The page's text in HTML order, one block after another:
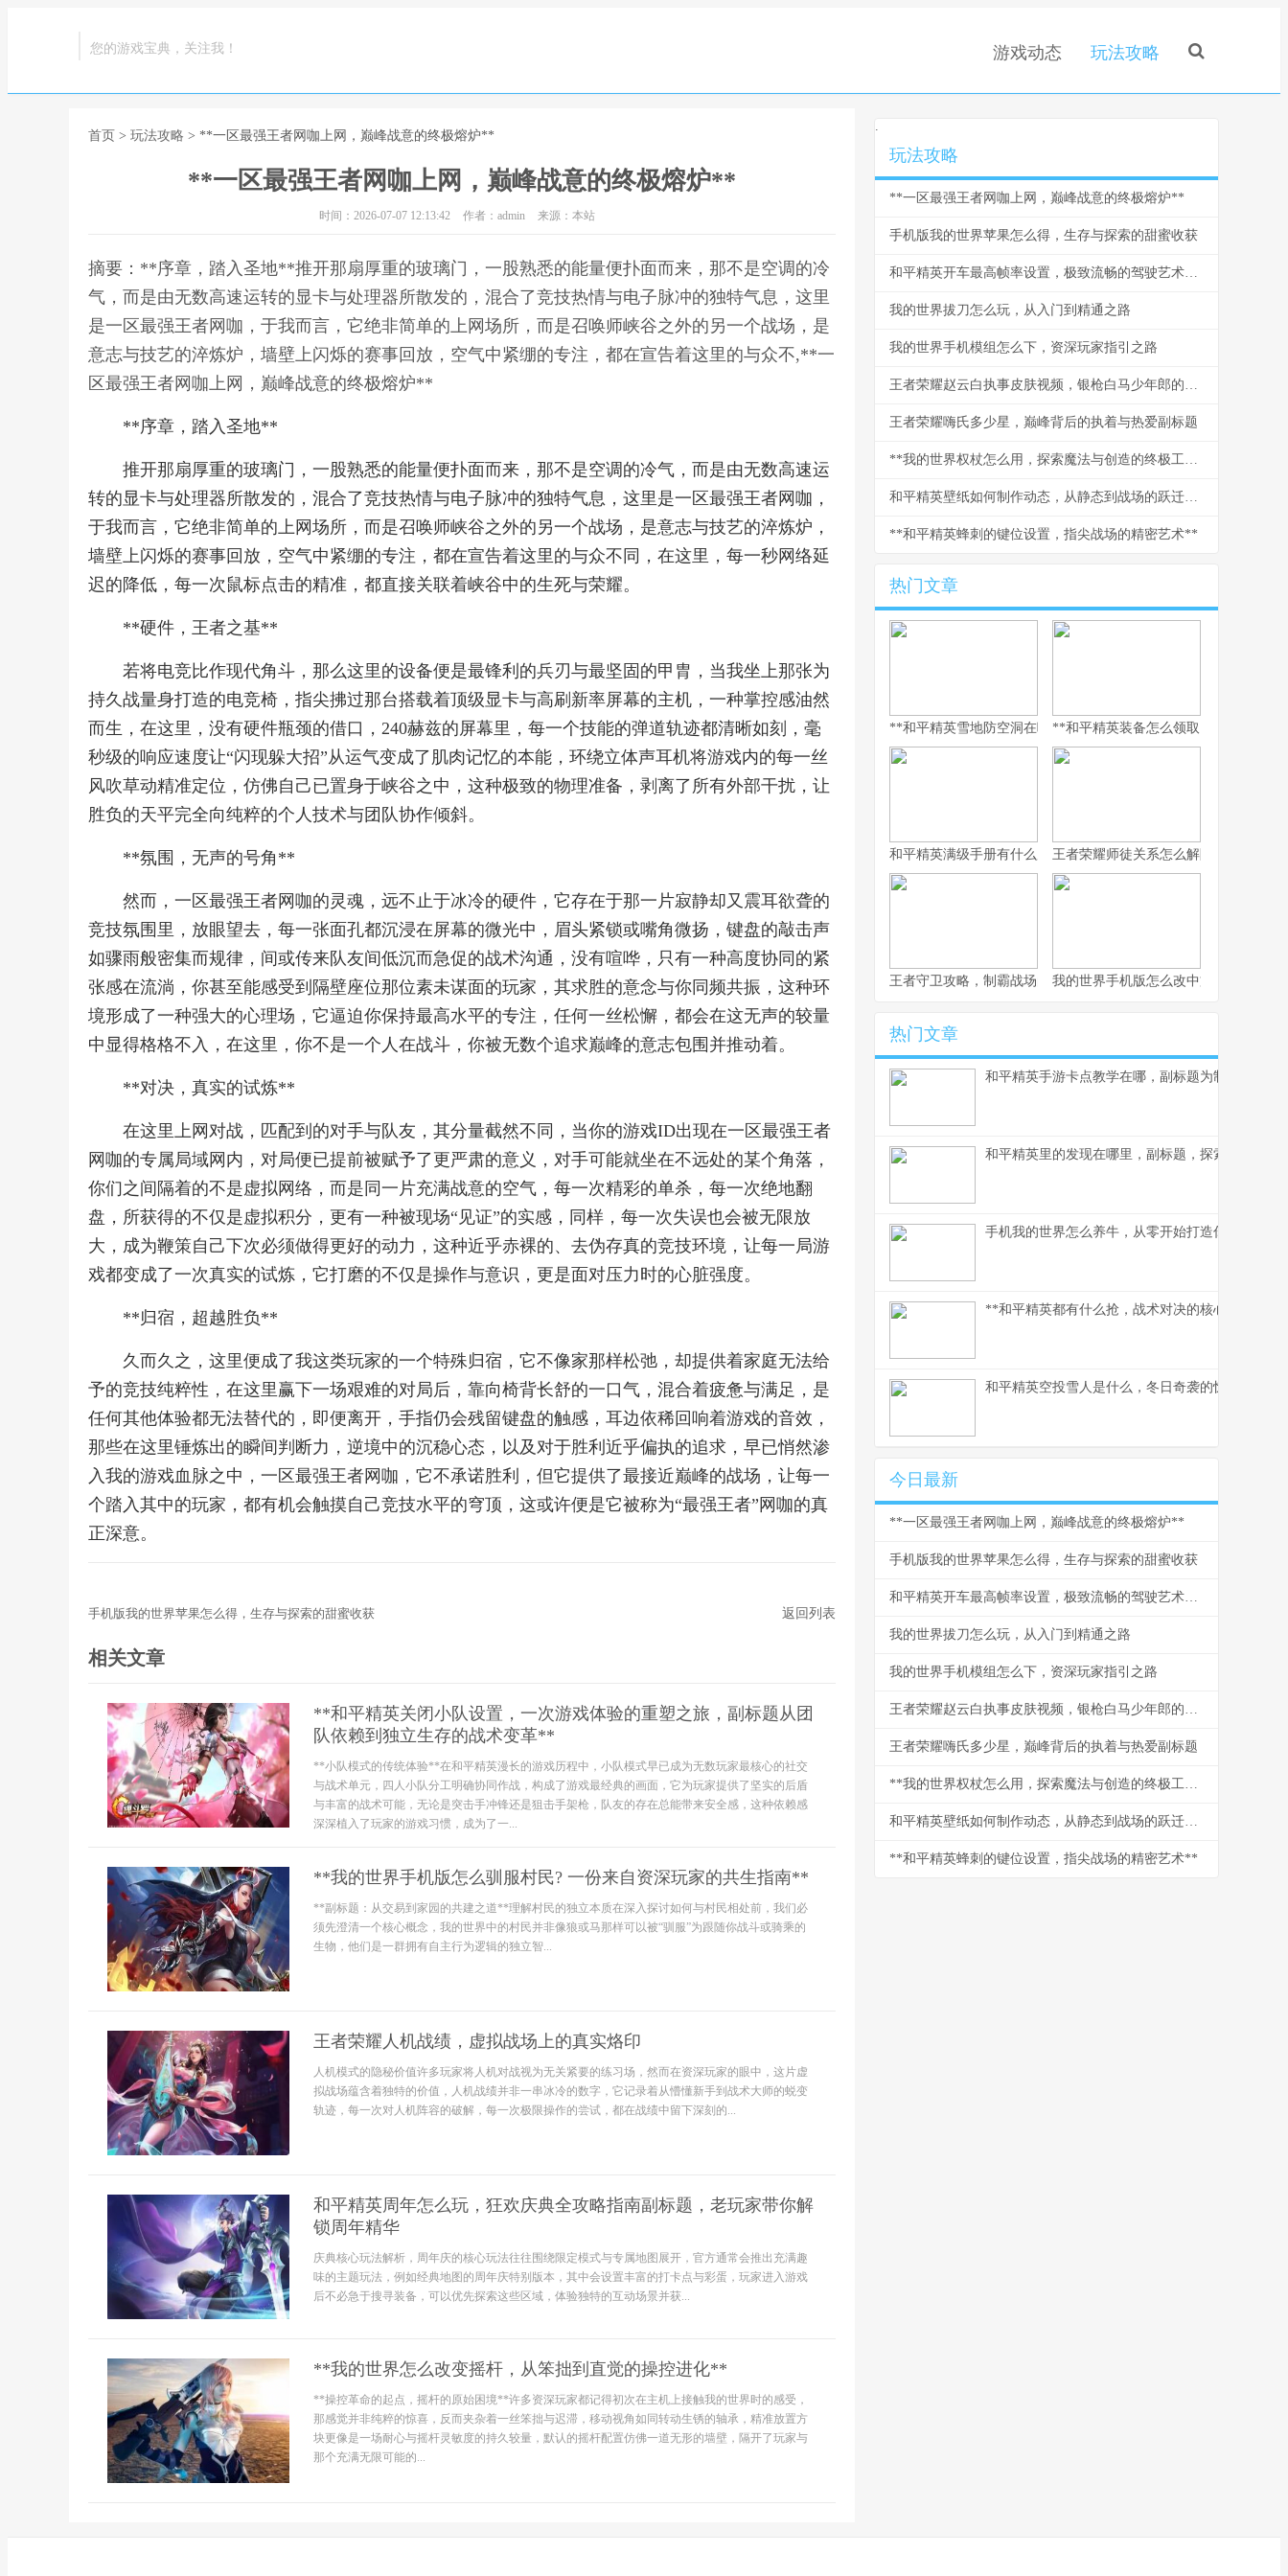
您的游戏宝典，关注我！ 游戏动态 玩法攻略
首页 > 玩法攻略 > **一区最强王者网咖上网，巅峰战意的终极熔炉**
**一区最强王者网咖上网，巅峰战意的终极熔炉**
时间：2026-07-07 12:13:42 作者：admin 来源：本站
摘要：**序章，踏入圣地**推开那扇厚重的玻璃门，一股熟悉的能量便扑面而来，那不是空调的冷
气，而是由无数高速运转的显卡与处理器所散发的，混合了竞技热情与电子脉冲的独特气息，这里
是一区最强王者网咖，于我而言，它绝非简单的上网场所，而是召唤师峡谷之外的另一个战场，是
意志与技艺的淬炼炉，墙壁上闪烁的赛事回放，空气中紧绷的专注，都在宣告着这里的与众不,**一
区最强王者网咖上网，巅峰战意的终极熔炉**
**序章，踏入圣地**
推开那扇厚重的玻璃门，一股熟悉的能量便扑面而来，那不是空调的冷气，而是由无数高速运
转的显卡与处理器所散发的，混合了竞技热情与电子脉冲的独特气息，这里是一区最强王者网咖，
于我而言，它绝非简单的上网场所，而是召唤师峡谷之外的另一个战场，是意志与技艺的淬炼炉，
墙壁上闪烁的赛事回放，空气中紧绷的专注，都在宣告着这里的与众不同，在这里，每一秒网络延
迟的降低，每一次鼠标点击的精准，都直接关联着峡谷中的生死与荣耀。
**硬件，王者之基**
若将电竞比作现代角斗，那么这里的设备便是最锋利的兵刃与最坚固的甲胄，当我坐上那张为
持久战量身打造的电竞椅，指尖拂过那台搭载着顶级显卡与高刷新率屏幕的主机，一种掌控感油然
而生，在这里，没有硬件瓶颈的借口，240赫兹的屏幕里，每一个技能的弹道轨迹都清晰如刻，毫
秒级的响应速度让“闪现躲大招”从运气变成了肌肉记忆的本能，环绕立体声耳机将游戏内的每一丝
风吹草动精准定位，仿佛自己已置身于峡谷之中，这种极致的物理准备，剥离了所有外部干扰，让
胜负的天平完全向纯粹的个人技术与团队协作倾斜。
**氛围，无声的号角**
然而，一区最强王者网咖的灵魂，远不止于冰冷的硬件，它存在于那一片寂静却又震耳欲聋的
竞技氛围里，放眼望去，每一张面孔都沉浸在屏幕的微光中，眉头紧锁或嘴角微扬，键盘的敲击声
如骤雨般密集而规律，间或传来队友间低沉而急促的战术沟通，没有喧哗，只有一种高度协同的紧
张感在流淌，你甚至能感受到隔壁座位那位素未谋面的玩家，其求胜的意念与你同频共振，这种环
境形成了一种强大的心理场，它逼迫你保持最高水平的专注，任何一丝松懈，都会在这无声的较量
中显得格格不入，在这里，你不是一个人在战斗，你被无数个追求巅峰的意志包围并推动着。
**对决，真实的试炼**
在这里上网对战，匹配到的对手与队友，其分量截然不同，当你的游戏ID出现在一区最强王者
网咖的专属局域网内，对局便已提前被赋予了更严肃的意义，对手可能就坐在不远处的某个角落，
你们之间隔着的不是虚拟网络，而是同一片充满战意的空气，每一次精彩的单杀，每一次绝地翻
盘，所获得的不仅是虚拟积分，更有一种被现场“见证”的实感，同样，每一次失误也会被无限放
大，成为鞭策自己下次必须做得更好的动力，这种近乎赤裸的、去伪存真的竞技环境，让每一局游
戏都变成了一次真实的试炼，它打磨的不仅是操作与意识，更是面对压力时的心脏强度。
**归宿，超越胜负**
久而久之，这里便成了我这类玩家的一个特殊归宿，它不像家那样松弛，却提供着家庭无法给
予的竞技纯粹性，在这里赢下一场艰难的对局后，靠向椅背长舒的一口气，混合着疲惫与满足，是
任何其他体验都无法替代的，即便离开，手指仍会残留键盘的触感，耳边依稀回响着游戏的音效，
那些在这里锤炼出的瞬间判断力，逆境中的沉稳心态，以及对于胜利近乎偏执的追求，早已悄然渗
入我的游戏血脉之中，一区最强王者网咖，它不承诺胜利，但它提供了最接近巅峰的战场，让每一
个踏入其中的玩家，都有机会触摸自己竞技水平的穹顶，这或许便是它被称为“最强王者”网咖的真
正深意。
手机版我的世界苹果怎么得，生存与探索的甜蜜收获 返回列表
相关文章
**和平精英关闭小队设置，一次游戏体验的重塑之旅，副标题从团
队依赖到独立生存的战术变革**
**小队模式的传统体验**在和平精英漫长的游戏历程中，小队模式早已成为无数玩家最核心的社交
与战术单元，四人小队分工明确协同作战，构成了游戏最经典的画面，它为玩家提供了坚实的后盾
与丰富的战术可能，无论是突击手冲锋还是狙击手架枪，队友的存在总能带来安全感，这种依赖感
深深植入了玩家的游戏习惯，成为了一...
**我的世界手机版怎么驯服村民? 一份来自资深玩家的共生指南**
**副标题：从交易到家园的共建之道**理解村民的独立本质在深入探讨如何与村民相处前，我们必
须先澄清一个核心概念，我的世界中的村民并非像狼或马那样可以被“驯服”为跟随你战斗或骑乘的
生物，他们是一群拥有自主行为逻辑的独立智...
王者荣耀人机战绩，虚拟战场上的真实烙印
人机模式的隐秘价值许多玩家将人机对战视为无关紧要的练习场，然而在资深玩家的眼中，这片虚
拟战场蕴含着独特的价值，人机战绩并非一串冰冷的数字，它记录着从懵懂新手到战术大师的蜕变
轨迹，每一次对人机阵容的破解，每一次极限操作的尝试，都在战绩中留下深刻的...
和平精英周年怎么玩，狂欢庆典全攻略指南副标题，老玩家带你解
锁周年精华
庆典核心玩法解析，周年庆的核心玩法往往围绕限定模式与专属地图展开，官方通常会推出充满趣
味的主题玩法，例如经典地图的周年庆特别版本，其中会设置丰富的打卡点与彩蛋，玩家进入游戏
后不必急于搜寻装备，可以优先探索这些区域，体验独特的互动场景并获...
**我的世界怎么改变摇杆，从笨拙到直觉的操控进化**
**操控革命的起点，摇杆的原始困境**许多资深玩家都记得初次在主机上接触我的世界时的感受，
那感觉并非纯粹的惊喜，反而夹杂着一丝笨拙与迟滞，移动视角如同转动生锈的轴承，精准放置方
块更像是一场耐心与摇杆灵敏度的持久较量，默认的摇杆配置仿佛一道无形的墙壁，隔开了玩家与
那个充满无限可能的...
.
玩法攻略
**一区最强王者网咖上网，巅峰战意的终极熔炉**
手机版我的世界苹果怎么得，生存与探索的甜蜜收获
和平精英开车最高帧率设置，极致流畅的驾驶艺术，副标题，帧率决定胜负，流畅驾驭战场
我的世界拔刀怎么玩，从入门到精通之路
我的世界手机模组怎么下，资深玩家指引之路
王者荣耀赵云白执事皮肤视频，银枪白马少年郎的视觉盛宴
王者荣耀嗨氏多少星，巅峰背后的执着与热爱副标题
**我的世界权杖怎么用，探索魔法与创造的终极工具**
和平精英壁纸如何制作动态，从静态到战场的跃迁副标题
**和平精英蜂刺的键位设置，指尖战场的精密艺术**
热门文章
**和平精英雪地防空洞在哪里，副标题，冰封秘境与战术宝库探寻
**和平精英装备怎么领取，资深玩家
和平精英满级手册有什么用，解锁巅峰体验的多维钥匙
王者荣耀师徒关系怎么解除，游戏情谊
王者守卫攻略，制霸战场的不败法则，副标题，资深玩家的战术精
我的世界手机版怎么改中文，一份玩家
热门文章
和平精英手游卡点教学在哪，副标题为制胜关键点
和平精英里的发现在哪里，副标题，探索游戏世界
手机我的世界怎么养牛，从零开始打造你的牧场帝
**和平精英都有什么抢，战术对决的核心武器库**
和平精英空投雪人是什么，冬日奇袭的惊喜彩蛋
今日最新
**一区最强王者网咖上网，巅峰战意的终极熔炉**
手机版我的世界苹果怎么得，生存与探索的甜蜜收获
和平精英开车最高帧率设置，极致流畅的驾驶艺术，副标题，帧率决定胜负，流畅驾驭战场
我的世界拔刀怎么玩，从入门到精通之路
我的世界手机模组怎么下，资深玩家指引之路
王者荣耀赵云白执事皮肤视频，银枪白马少年郎的视觉盛宴
王者荣耀嗨氏多少星，巅峰背后的执着与热爱副标题
**我的世界权杖怎么用，探索魔法与创造的终极工具**
和平精英壁纸如何制作动态，从静态到战场的跃迁副标题
**和平精英蜂刺的键位设置，指尖战场的精密艺术**